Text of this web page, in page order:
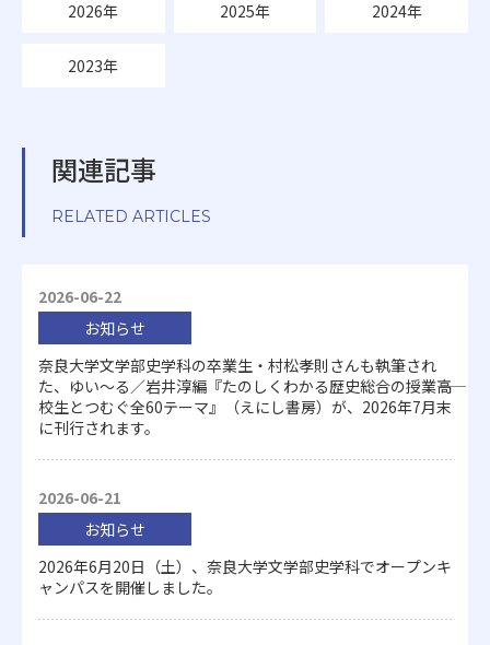
2026年 2025年 2024年
2023年
関連記事
RELATED ARTICLES
2026-06-22
お知らせ
奈良大学文学部史学科の卒業生・村松孝則さんも執筆され
た、ゆい～る／岩井淳編『たのしくわかる歴史総合の授業――高
校生とつむぐ全60テーマ』（えにし書房）が、2026年7月末
に刊行されます。
2026-06-21
お知らせ
2026年6月20日（土）、奈良大学文学部史学科でオープンキ
ャンパスを開催しました。